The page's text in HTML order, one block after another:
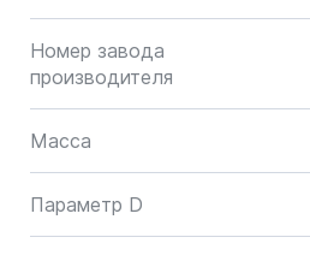
Номер завода
производителя
Масса
Параметр D